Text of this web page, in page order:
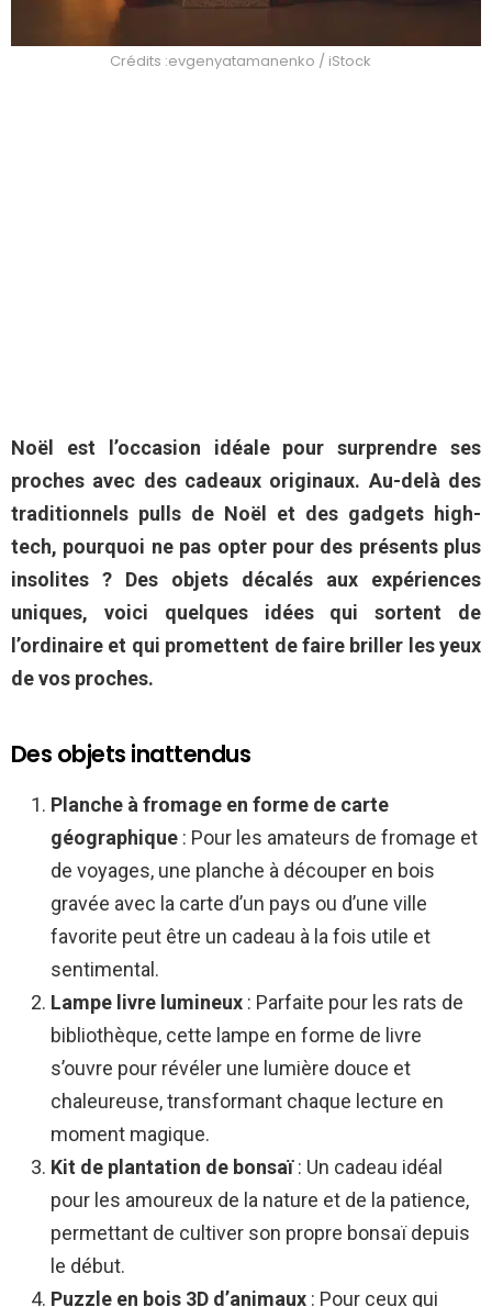
Crédits :evgenyatamanenko / iStock
Noël est l’occasion idéale pour surprendre ses
proches avec des cadeaux originaux. Au-delà des
traditionnels pulls de Noël et des gadgets high-
tech, pourquoi ne pas opter pour des présents plus
insolites ? Des objets décalés aux expériences
uniques, voici quelques idées qui sortent de
l’ordinaire et qui promettent de faire briller les yeux
de vos proches.
Des objets inattendus
Planche à fromage en forme de carte
géographique : Pour les amateurs de fromage et
de voyages, une planche à découper en bois
gravée avec la carte d’un pays ou d’une ville
favorite peut être un cadeau à la fois utile et
sentimental.
Lampe livre lumineux : Parfaite pour les rats de
bibliothèque, cette lampe en forme de livre
s’ouvre pour révéler une lumière douce et
chaleureuse, transformant chaque lecture en
moment magique.
Kit de plantation de bonsaï: Un cadeau idéal
pour les amoureux de la nature et de la patience,
permettant de cultiver son propre bonsaï depuis
le début.
Puzzle en bois 3D d’animaux : Pour ceux qui